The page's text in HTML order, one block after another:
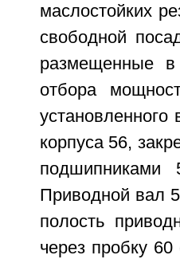
маслостойких
свободной
размещенные
отбора
корпуса 56,
подшипниками
Приводной вал
полость
через пробку